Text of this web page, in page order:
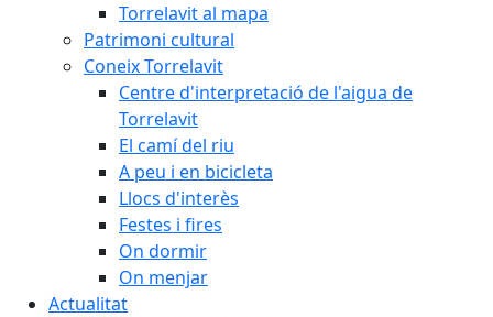
Torrelavit al mapa
Patrimoni cultural
Coneix Torrelavit
Centre d'interpretació de l'aigua de
Torrelavit
El camí del riu
A peu i en bicicleta
Llocs d'interès
Festes i fires
On dormir
On menjar
Actualitat